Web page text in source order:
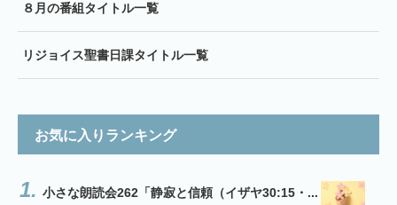
８月の番組タイトル一覧
リジョイス聖書日課タイトル一覧
お気に入りランキング
小さな朗読会262「静寂と信頼（イザヤ30:15・...